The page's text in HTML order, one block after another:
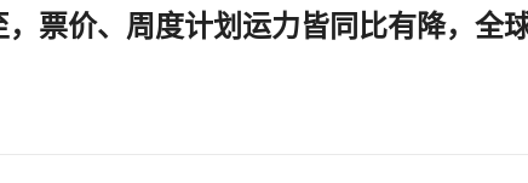
，票价、周度计划运力皆同比有降，全